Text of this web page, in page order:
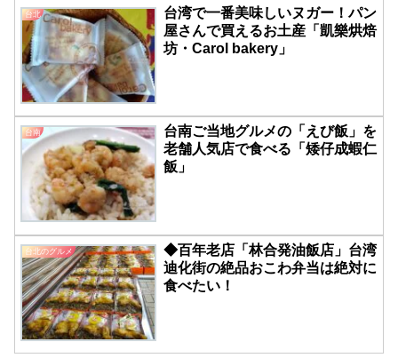
台北
台湾で一番美味しいヌガー！パン
屋さんで買えるお土産「凱樂烘焙
坊・Carol bakery」
台南
台南ご当地グルメの「えび飯」を
老舗人気店で食べる「矮仔成蝦仁
飯」
台北のグルメ
◆百年老店「林合発油飯店」台湾
迪化街の絶品おこわ弁当は絶対に
食べたい！